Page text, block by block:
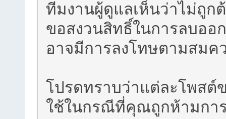
ทีมงานผู้ดูแลเห็นว่าไม่ถูก
ขอสงวนสิทธิ์ในการลบออ
อาจมีการลงโทษตามสมค
โปรดทราบว่าแต่ละโพสต์
ใช้ในกรณีที่คุณถูกห้ามกา